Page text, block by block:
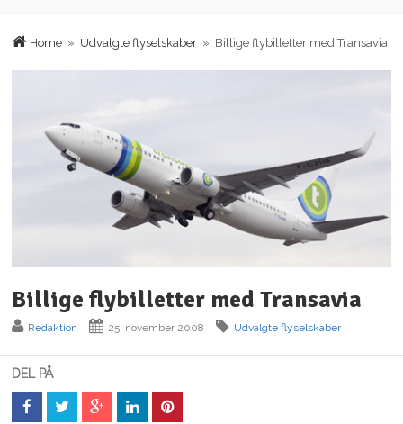
Home » Udvalgte flyselskaber » Billige flybilletter med Transavia
Billige flybilletter med Transavia
Redaktion 25. november 2008 Udvalgte flyselskaber
DEL PÅ